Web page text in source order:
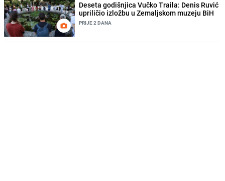
Deseta godišnjica Vučko Traila: Denis Ruvić
upriličio izložbu u Zemaljskom muzeju BiH
PRIJE 2 DANA